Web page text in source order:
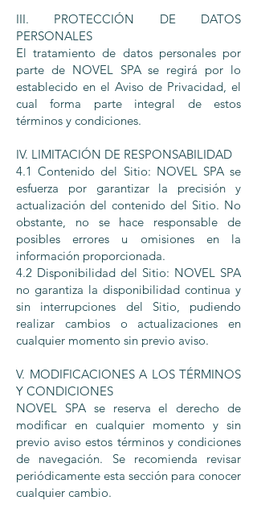
III. PROTECCIÓN DE DATOS
PERSONALES
El tratamiento de datos personales por
parte de NOVEL SPA se regirá por lo
establecido en el Aviso de Privacidad, el
cual forma parte integral de estos
términos y condiciones.
IV. LIMITACIÓN DE RESPONSABILIDAD
4.1 Contenido del Sitio: NOVEL SPA se
esfuerza por garantizar la precisión y
actualización del contenido del Sitio. No
obstante, no se hace responsable de
posibles errores u omisiones en la
información proporcionada.
4.2 Disponibilidad del Sitio: NOVEL SPA
no garantiza la disponibilidad continua y
sin interrupciones del Sitio, pudiendo
realizar cambios o actualizaciones en
cualquier momento sin previo aviso.
V. MODIFICACIONES A LOS TÉRMINOS
Y CONDICIONES
NOVEL SPA se reserva el derecho de
modificar en cualquier momento y sin
previo aviso estos términos y condiciones
de navegación. Se recomienda revisar
periódicamente esta sección para conocer
cualquier cambio.